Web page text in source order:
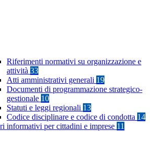
Riferimenti normativi su organizzazione e
attività 33
Atti amministrativi generali 19
Documenti di programmazione strategico-
gestionale 10
Statuti e leggi regionali 13
Codice disciplinare e codice di condotta 14
informativi per cittadini e imprese 11